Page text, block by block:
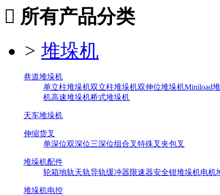
 所有产品分类
> 堆垛机
巷道堆垛机
单立柱堆垛机双立柱堆垛机双伸位堆垛机Miniload
机高速堆垛机桥式堆垛机
天车堆垛机
伸缩货叉
单深位双深位三深位组合叉 特殊叉 夹包叉
堆垛机配件
轮箱地轨天轨导轨缓冲器限速器安全钳堆垛机电机
堆垛机电控